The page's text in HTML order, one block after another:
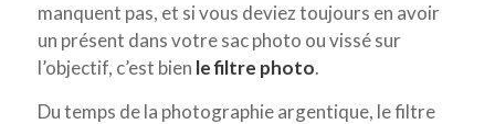
manquent pas, et si vous deviez toujours en avoir
un présent dans votre sac photo ou vissé sur
l’objectif, c’est bien le filtre photo.
Du temps de la photographie argentique, le filtre